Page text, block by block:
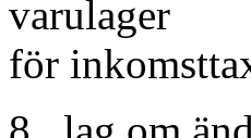
varulager
för